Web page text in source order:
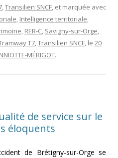
,Transilien SNCF, et marquée avec
, Intelligence territoriale,
, RER-C, Savigny-sur-Orge,
T7,Transilien SNCF, le 20
MÉRIGOT.
de service sur le
éloquents
de Brétigny-sur-Orge se